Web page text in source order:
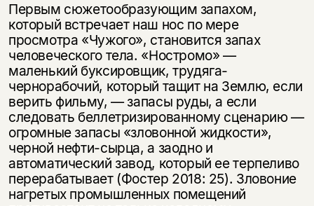
Первым сюжетообразующим запахом,
который встречает наш нос по мере
просмотра «Чужого», становится запах
человеческого тела. «Ностромо» —
маленький буксировщик, трудяга-
чернорабочий, который тащит на Землю, если
верить фильму, — запасы руды, а если
следовать беллетризированному сценарию —
огромные запасы «зловонной жидкости»,
черной нефти-сырца, а заодно и
автоматический завод, который ее терпеливо
перерабатывает (Фостер 2018: 25). Зловоние
нагретых промышленных помещений